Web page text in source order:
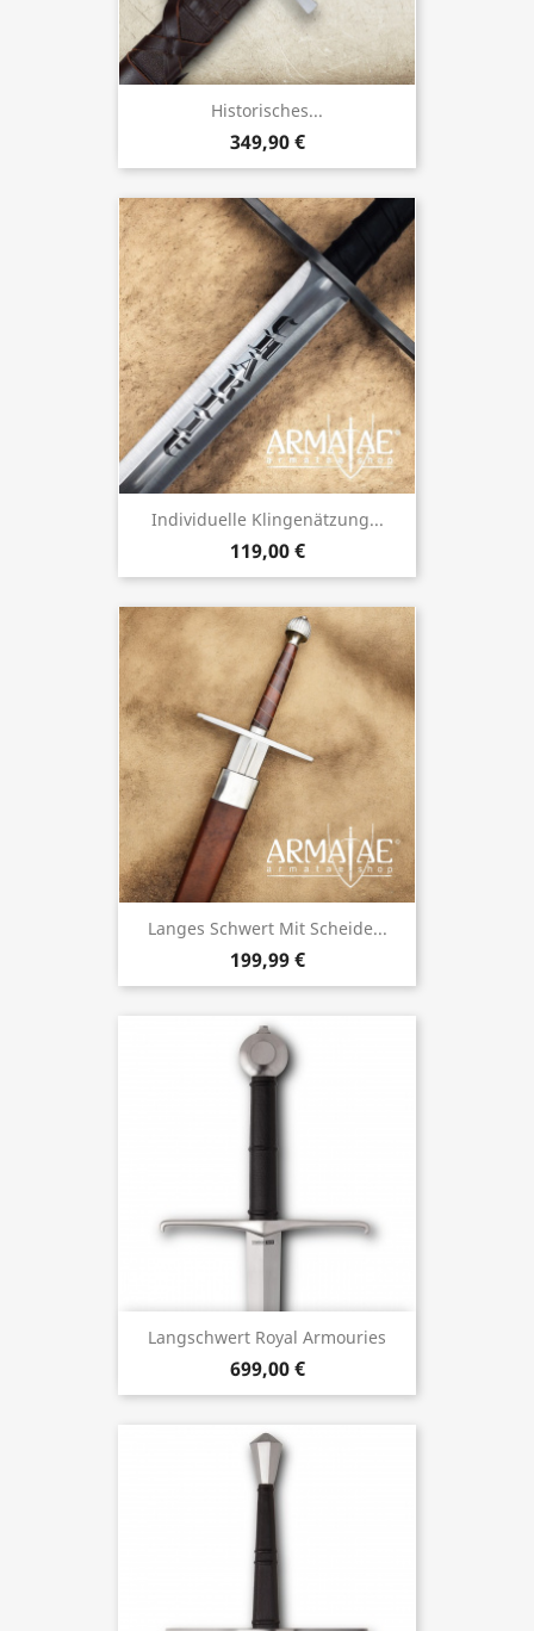
Historisches...
349,90 €
Individuelle Klingenätzung...
119,00 €
Langes Schwert Mit Scheide...
199,99 €
Langschwert Royal Armouries
699,00 €